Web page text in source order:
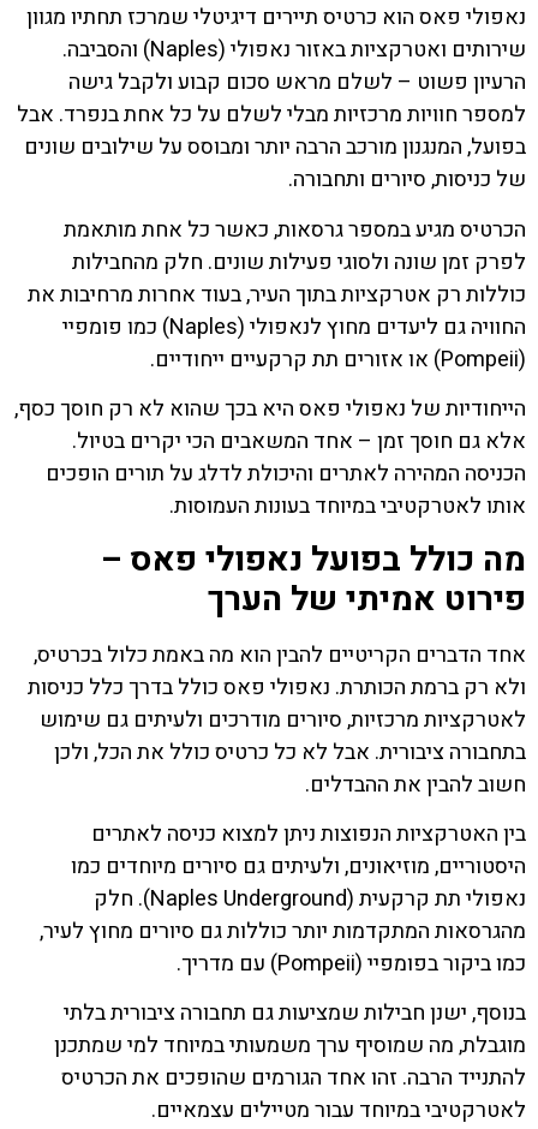
נאפולי פאס הוא כרטיס תיירים דיגיטלי שמרכז תחתיו מגוון
שירותים ואטרקציות באזור נאפולי (Naples) והסביבה.
הרעיון פשוט – לשלם מראש סכום קבוע ולקבל גישה
למספר חוויות מרכזיות מבלי לשלם על כל אחת בנפרד. אבל
בפועל, המנגנון מורכב הרבה יותר ומבוסס על שילובים שונים
של כניסות, סיורים ותחבורה.
הכרטיס מגיע במספר גרסאות, כאשר כל אחת מותאמת
לפרק זמן שונה ולסוגי פעילות שונים. חלק מהחבילות
כוללות רק אטרקציות בתוך העיר, בעוד אחרות מרחיבות את
החוויה גם ליעדים מחוץ לנאפולי (Naples) כמו פומפיי
(Pompeii) או אזורים תת קרקעיים ייחודיים.
הייחודיות של נאפולי פאס היא בכך שהוא לא רק חוסך כסף,
אלא גם חוסך זמן – אחד המשאבים הכי יקרים בטיול.
הכניסה המהירה לאתרים והיכולת לדלג על תורים הופכים
אותו לאטרקטיבי במיוחד בעונות העמוסות.
מה כולל בפועל נאפולי פאס –
פירוט אמיתי של הערך
אחד הדברים הקריטיים להבין הוא מה באמת כלול בכרטיס,
ולא רק ברמת הכותרת. נאפולי פאס כולל בדרך כלל כניסות
לאטרקציות מרכזיות, סיורים מודרכים ולעיתים גם שימוש
בתחבורה ציבורית. אבל לא כל כרטיס כולל את הכל, ולכן
חשוב להבין את ההבדלים.
בין האטרקציות הנפוצות ניתן למצוא כניסה לאתרים
היסטוריים, מוזיאונים, ולעיתים גם סיורים מיוחדים כמו
נאפולי תת קרקעית (Naples Underground). חלק
מהגרסאות המתקדמות יותר כוללות גם סיורים מחוץ לעיר,
כמו ביקור בפומפיי (Pompeii) עם מדריך.
בנוסף, ישנן חבילות שמציעות גם תחבורה ציבורית בלתי
מוגבלת, מה שמוסיף ערך משמעותי במיוחד למי שמתכנן
להתנייד הרבה. זהו אחד הגורמים שהופכים את הכרטיס
לאטרקטיבי במיוחד עבור מטיילים עצמאיים.